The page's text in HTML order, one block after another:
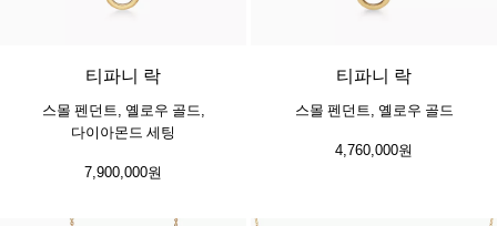
3 소재
티파니 락
스몰 펜던트, 옐로우 골드,
다이아몬드 세팅
7,900,000원
티파니 락
스몰 펜던트, 옐로우 골드
4,760,000원